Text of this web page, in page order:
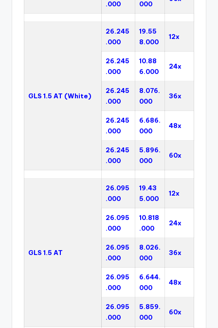
.000 000
GLS 1.5 AT (White)
26.245
.000
19.55
8.000
12x
26.245
.000
10.88
6.000
24x
26.245
.000
8.076.
000
36x
26.245
.000
6.686.
000
48x
26.245
.000
5.896.
000
60x
GLS 1.5 AT
26.095
.000
19.43
5.000
12x
26.095
.000
10.818
.000
24x
26.095
.000
8.026.
000
36x
26.095
.000
6.644.
000
48x
26.095
.000
5.859.
000
60x